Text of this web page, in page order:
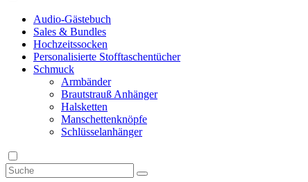
Audio-Gästebuch
Sales & Bundles
Hochzeitssocken
Personalisierte Stofftaschentücher
Schmuck
Armbänder
Brautstrauß Anhänger
Halsketten
Manschettenknöpfe
Schlüsselanhänger